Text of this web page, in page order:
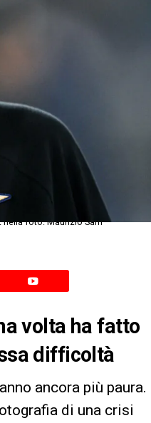
foto: Maurizio Sarri
volta ha fatto
difficoltà
ancora più paura.
di una crisi